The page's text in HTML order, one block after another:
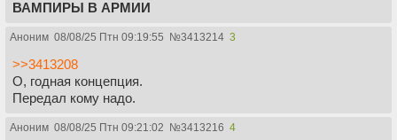
ВАМПИРЫ В АРМИИ
Аноним 08/08/25 Птн 09:19:55 №3413214 3
>>3413208
О, годная концепция.
Передал кому надо.
Аноним 08/08/25 Птн 09:21:02 №3413216 4